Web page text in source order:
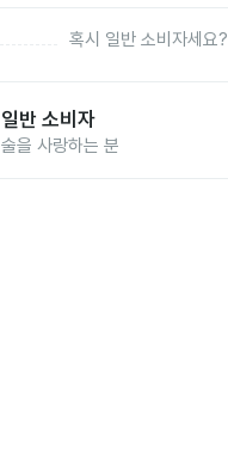
혹시 일반 소비자세요?
일반 소비자
술을 사랑하는 분